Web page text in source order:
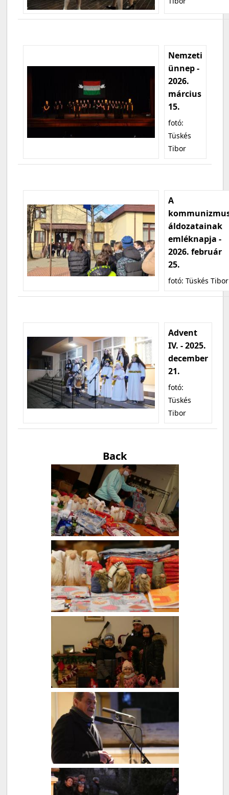
Nemzeti
ünnep -
2026.
március
15.
fotó:
Tüskés
Tibor
A
áldozatainak
emléknapja -
2026. február
25.
fotó: Tüskés Tibor
Advent
IV. - 2025.
december
21.
fotó:
Tüskés
Tibor
Back